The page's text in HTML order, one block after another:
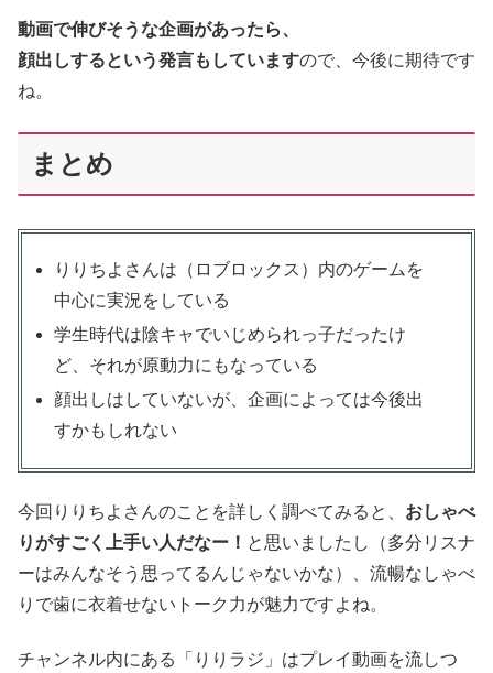
動画で伸びそうな企画があったら、
顔出しするという発言もしていますので、今後に期待です
ね。
まとめ
りりちよさんは（ロブロックス）内のゲームを
中心に実況をしている
学生時代は陰キャでいじめられっ子だったけ
ど、それが原動力にもなっている
顔出しはしていないが、企画によっては今後出
すかもしれない
今回りりちよさんのことを詳しく調べてみると、 おしゃべ
りがすごく上手い人だなー！ と思いましたし（多分リスナ
ーはみんなそう思ってるんじゃないかな）、流暢なしゃべ
りで歯に衣着せないトーク力が魅力ですよね。
チャンネル内にある「りりラジ」はプレイ動画を流しつ